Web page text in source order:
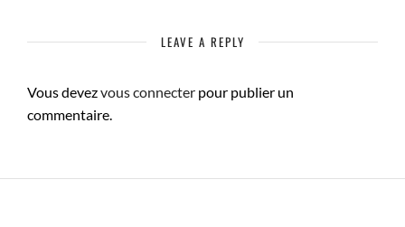
LEAVE A REPLY
Vous devezvous connecter pour publier un
commentaire.